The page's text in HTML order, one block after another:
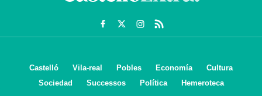
Castelló Vila-real Pobles Economía
Cultura
Sociedad
Successos Política Hemeroteca